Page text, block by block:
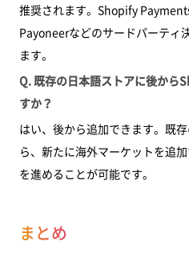
推奨されます。Shopify
Payoneerなどのサードパーティ
ます。
Q. 既存の日本語ストアに後か
すか？
はい、後から追加できます。既
ら、新たに海外マーケットを追
を進めることが可能です。
まとめ